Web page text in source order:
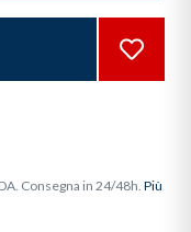
Consegna in 24/48h. Più